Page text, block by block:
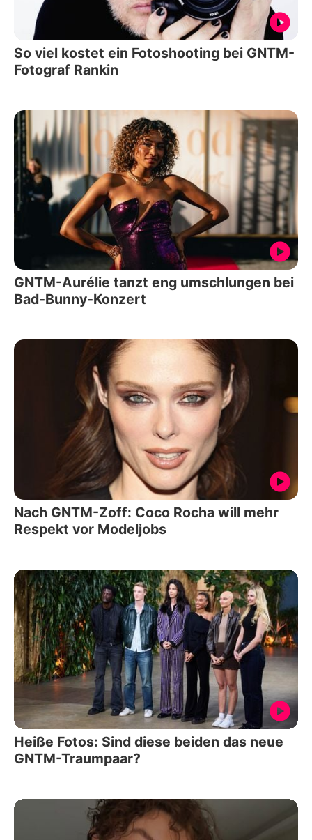
So viel kostet ein Fotoshooting bei GNTM-
Fotograf Rankin
GNTM-Aurélie tanzt eng umschlungen bei
Bad-Bunny-Konzert
Nach GNTM-Zoff: Coco Rocha will mehr
Respekt vor Modeljobs
Heiße Fotos: Sind diese beiden das neue
GNTM-Traumpaar?